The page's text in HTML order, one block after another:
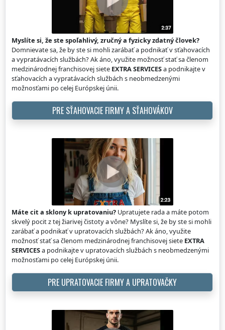
Myslíte si, že ste spoľahlivý, zručný a fyzicky zdatný človek?
Domnievate sa, že by ste si mohli zarábať a podnikať v sťahovacích
a vypratávacích službách? Ak áno, využite možnosť stať sa členom
medzinárodnej franchisovej siete EXTRA SERVICESa podnikajte v
sťahovacích a vypratávacích službách s neobmedzenými
možnosťami po celej Európskej únii.
PRE SŤAHOVACIE FIRMY A SŤAHOVÁKOV
Máte cit a sklony k upratovaniu? Upratujete rada a máte potom
skvelý pocit z tej žiarivej čistoty a vône? Myslíte si, že by ste si mohli
zarábať a podnikať v upratovacích službách? Ak áno, využite
možnosť stať sa členom medzinárodnej franchisovej siete EXTRA
SERVICESa podnikajte v upratovacích službách s neobmedzenými
možnosťami po celej Európskej únii.
PRE UPRATOVACIE FIRMY A UPRATOVAČKY